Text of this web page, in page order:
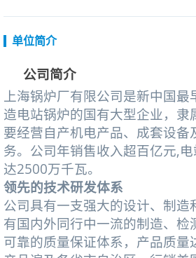
单位简介
公司简介
上海锅炉厂有限公司是新中国最
造电站锅炉的国有大型企业，隶
要经营自产机电产品、成套设备
务。公司年销售收入超百亿元,
达2500万千瓦。
领先的技术研发体系
公司具有一支强大的设计、制造
有国内外同行中一流的制造、检
可靠的质量保证体系，产品质量